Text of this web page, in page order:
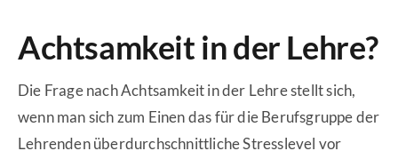
Achtsamkeit in der Lehre?
Die Frage nach Achtsamkeit in der Lehre stellt sich,
wenn man sich zum Einen das für die Berufsgruppe der
Lehrenden überdurchschnittliche Stresslevel vor